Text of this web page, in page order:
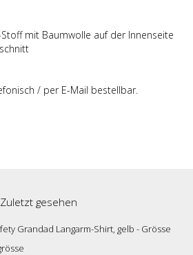
mit Baumwolle auf der Innenseite
/ per E-Mail bestellbar.
Zuletzt gesehen
Grandad Langarm-Shirt, gelb - Grösse